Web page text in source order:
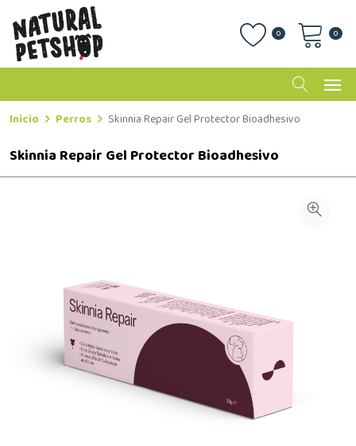
0 0
Inicio Perros Skinnia Repair Gel Protector Bioadhesivo
Skinnia Repair Gel Protector Bioadhesivo